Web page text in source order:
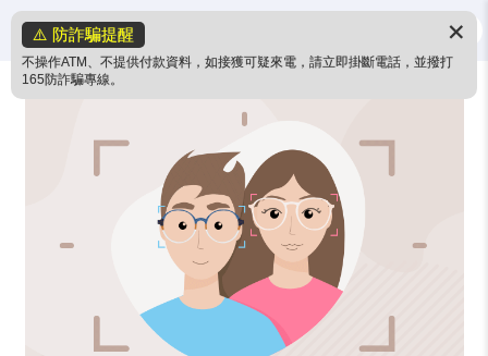
⚠️ 防詐騙提醒
不操作ATM、不提供付款資料，如接獲可疑來電，請立即掛斷電話，並撥打
165防詐騙專線。
✕